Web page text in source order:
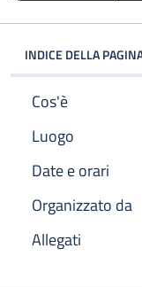
INDICE DELLA
Cos'è
Luogo
Date e orari
Organizzato da
Allegati